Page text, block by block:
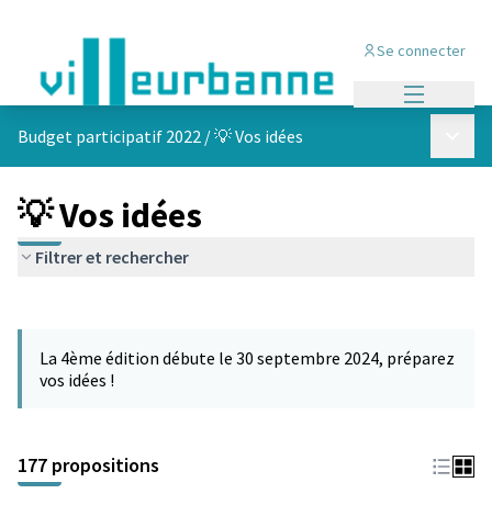
Se connecter
Budget participatif 2022 /💡 Vos idées
💡 Vos idées
Filtrer et rechercher
−
La 4ème édition débute le 30 septembre 2024, préparez
vos idées !
177 propositions